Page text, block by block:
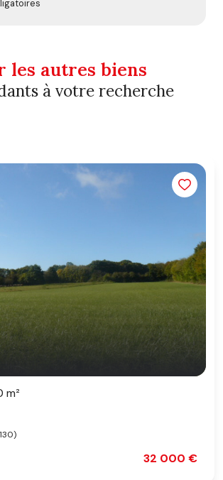
les autres biens
à votre recherche
m²
32 000 €